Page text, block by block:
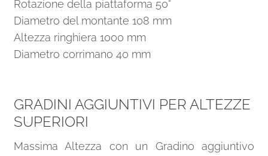
Rotazione della piattaforma 50°
Diametro del montante 108 mm
Altezza ringhiera 1000 mm
Diametro corrimano 40 mm
GRADINI AGGIUNTIVI PER ALTEZZE
SUPERIORI
Massima Altezza con un Gradino aggiuntivo